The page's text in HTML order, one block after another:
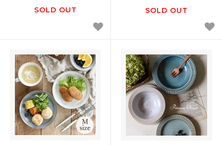
SOLD OUT SOLD OUT